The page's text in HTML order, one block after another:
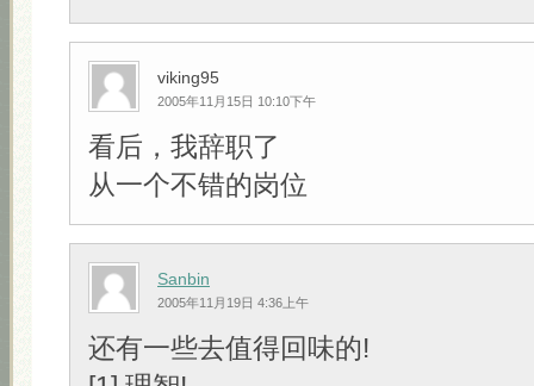
viking95
2005年11月15日 10:10下午
看后，我辞职了
从一个不错的岗位
Sanbin
2005年11月19日 4:36上午
还有一些去值得回味的!